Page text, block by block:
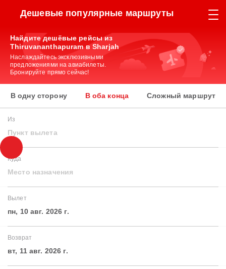
Дешевые популярные маршруты
Найдите дешёвые рейсы из
Thiruvananthapuram в Sharjah
Наслаждайтесь эксклюзивными
предложениями на авиабилеты.
Бронируйте прямо сейчас!
В одну сторону В оба конца Сложный маршрут
Из
Пункт вылета
Куда
Место назначения
Вылет
пн, 10 авг. 2026 г.
Возврат
вт, 11 авг. 2026 г.